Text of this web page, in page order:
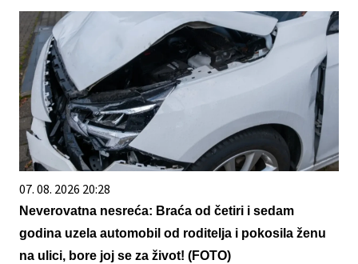
07. 08. 2026 20:28
Neverovatna nesreća: Braća od četiri i sedam
godina uzela automobil od roditelja i pokosila ženu
na ulici, bore joj se za život! (FOTO)